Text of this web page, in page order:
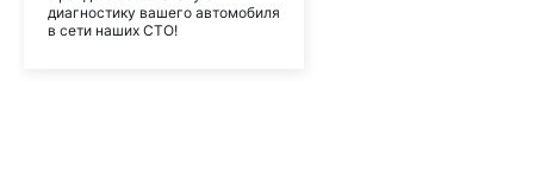
диагностику вашего автомобиля
в сети наших СТО!